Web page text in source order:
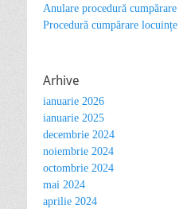
Anulare procedură
Procedură cumpărare
Arhive
ianuarie 2026
ianuarie 2025
decembrie 2024
noiembrie 2024
octombrie 2024
mai 2024
aprilie 2024